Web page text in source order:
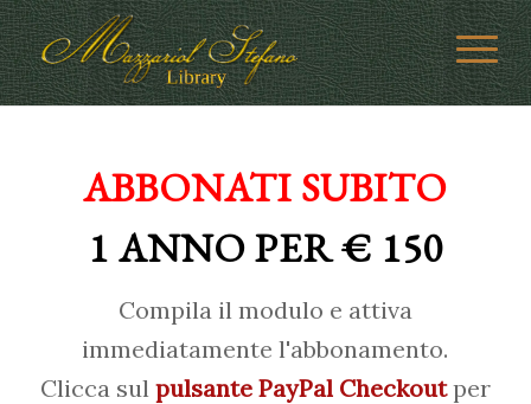
ABBONATI SUBITO
1 ANNO PER € 150
Compila il modulo e attiva
immediatamente l'abbonamento.
Clicca sul pulsante PayPal Checkoutper